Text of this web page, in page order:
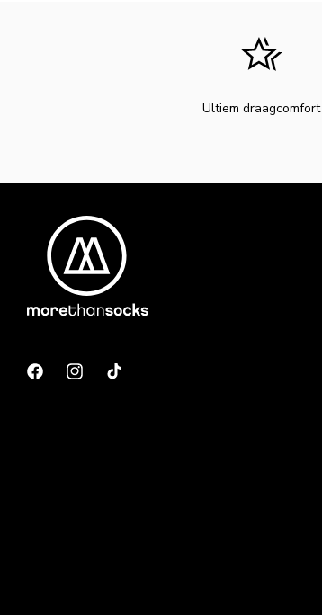
Ultiem draagcomfort
FacebookInstagramTikTok